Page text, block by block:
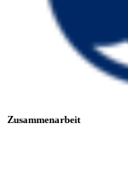
Zusammenarbeit